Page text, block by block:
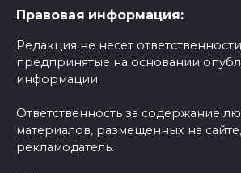
Правовая информация:
Редакция не несет
предпринятые на основании
информации.
Ответственность за содержание
материалов, размещенных на
рекламодатель.